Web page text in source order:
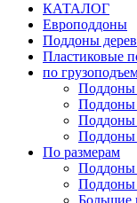
КАТАЛОГ
Европоддоны
Поддоны
Пластиковые
по
Поддоны
Поддоны
Поддоны
Поддоны
По размерам
Поддоны
Поддоны